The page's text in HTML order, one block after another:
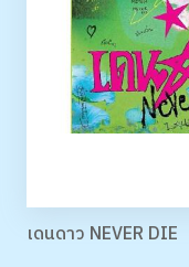
เดนดาว NEVER DIE